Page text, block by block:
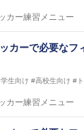
カー練習メニュー
カーで必要なフ
生向け #高校生向け #
カー練習メニュー